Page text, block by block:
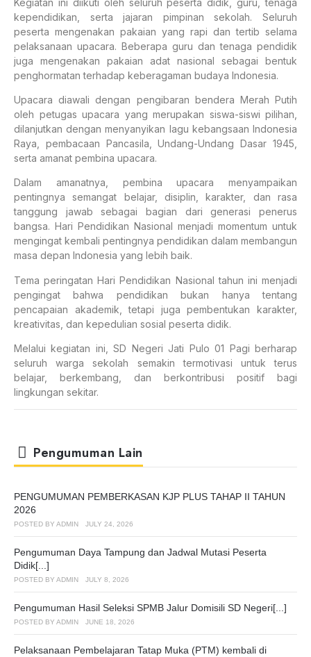
kependidikan, serta jajaran pimpinan sekolah. Seluruh
peserta mengenakan pakaian yang rapi dan tertib selama
pelaksanaan upacara. Beberapa guru dan tenaga pendidik
juga mengenakan pakaian adat nasional sebagai bentuk
penghormatan terhadap keberagaman budaya Indonesia.
Upacara diawali dengan pengibaran bendera Merah Putih
oleh petugas upacara yang merupakan siswa-siswi pilihan,
dilanjutkan dengan menyanyikan lagu kebangsaan Indonesia
Raya, pembacaan Pancasila, Undang-Undang Dasar 1945,
serta amanat pembina upacara.
Dalam amanatnya, pembina upacara menyampaikan
pentingnya semangat belajar, disiplin, karakter, dan rasa
tanggung jawab sebagai bagian dari generasi penerus
bangsa. Hari Pendidikan Nasional menjadi momentum untuk
mengingat kembali pentingnya pendidikan dalam membangun
masa depan Indonesia yang lebih baik.
Tema peringatan Hari Pendidikan Nasional tahun ini menjadi
pengingat bahwa pendidikan bukan hanya tentang
pencapaian akademik, tetapi juga pembentukan karakter,
kreativitas, dan kepedulian sosial peserta didik.
Melalui kegiatan ini, SD Negeri Jati Pulo 01 Pagi berharap
seluruh warga sekolah semakin termotivasi untuk terus
belajar, berkembang, dan berkontribusi positif bagi
lingkungan sekitar.
Pengumuman Lain
PENGUMUMAN PEMBERKASAN KJP PLUS TAHAP II TAHUN
2026
POSTED BY ADMIN JULY 24, 2026
Pengumuman Daya Tampung dan Jadwal Mutasi Peserta
Didik[...]
POSTED BY ADMIN JULY 8, 2026
Pengumuman Hasil Seleksi SPMB Jalur Domisili SD Negeri[...]
POSTED BY ADMIN JUNE 18, 2026
Pelaksanaan Pembelajaran Tatap Muka (PTM) kembali di